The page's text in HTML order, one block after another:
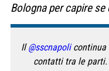
Bologna per capire
Il@sscnapolicontinua
contatti tra le